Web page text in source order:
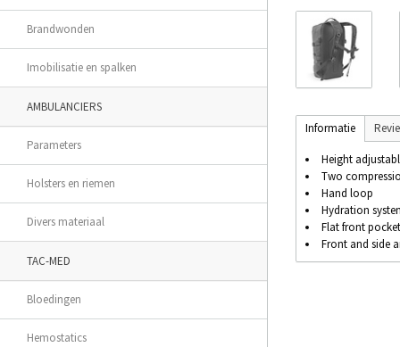
Brandwonden
Imobilisatie en spalken
AMBULANCIERS
Parameters
Holsters en riemen
Divers materiaal
TAC-MED
Bloedingen
Hemostatics
Informatie
Height
Two
Hand loop
Hydration
Flat front
Front and side